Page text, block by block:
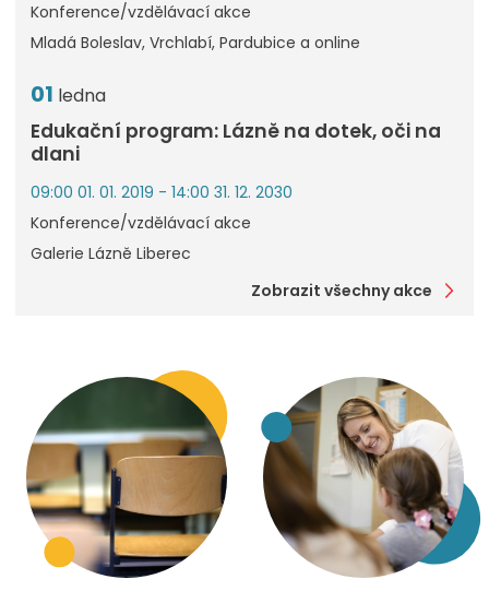
Konference/vzdělávací akce
Mladá Boleslav, Vrchlabí, Pardubice a online
01 ledna
Edukační program: Lázně na dotek, oči na
dlani
09:00 01. 01. 2019 - 14:00 31. 12. 2030
Konference/vzdělávací akce
Galerie Lázně Liberec
Zobrazit všechny akce